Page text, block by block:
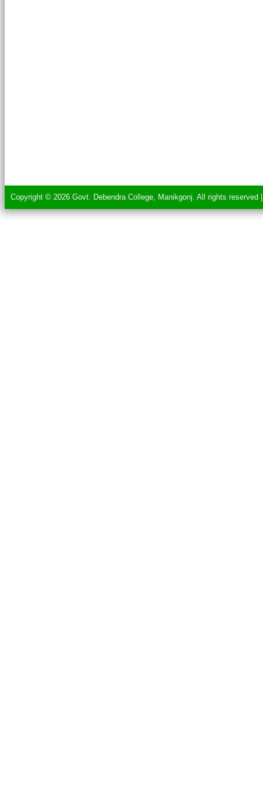
Copyright © 2026 Govt. Debendra College, Manikgonj. All rights reserved